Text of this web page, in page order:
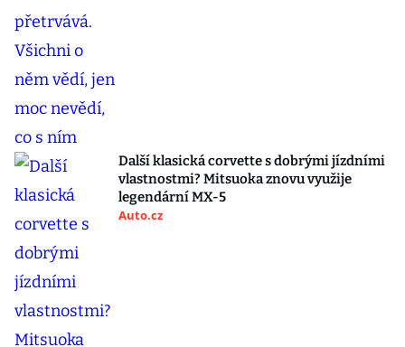
Další klasická corvette s dobrými jízdními
vlastnostmi? Mitsuoka znovu využije
legendární MX-5
Auto.cz